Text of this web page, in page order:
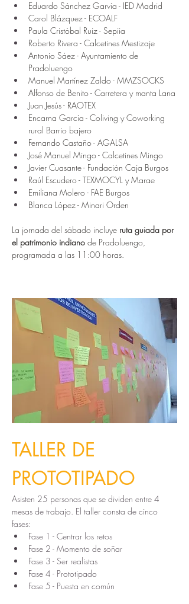
Eduardo Sánchez Garvía - IED Madrid
Carol Blázquez - ECOALF
Paula Cristóbal Ruiz - Sepiia
Roberto Rivera - Calcetines Mestizaje
Antonio Sáez - Ayuntamiento de
Pradoluengo
Manuel Martínez Zaldo - MMZSOCKS
Alfonso de Benito - Carretera y manta Lana
Juan Jesús - RAOTEX
Encarna García - Coliving y Coworking
rural Barrio bajero
Fernando Castaño - AGALSA
José Manuel Mingo - Calcetines Mingo
Javier Cuasante - Fundación Caja Burgos
Raúl Escudero - TEXMOCYL y Marae
Emiliana Molero - FAE Burgos
Blanca López - Minari Orden
La jornada del sábado incluye ruta guiada por
el patrimonio indiano de Pradoluengo,
programada a las 11:00 horas.
TALLER DE
PROTOTIPADO
Asisten 25 personas que se dividen entre 4
mesas de trabajo. El taller consta de cinco
fases:
Fase 1 - Centrar los retos
Fase 2 - Momento de soñar
Fase 3 - Ser realistas
Fase 4 - Prototipado
Fase 5 - Puesta en común